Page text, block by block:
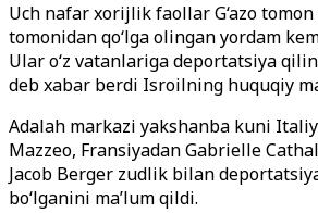
Uch nafar xorijlik faollar G‘azo
tomonidan qo‘lga olingan yordam
Ular o‘z vatanlariga deportatsiya
deb xabar berdi Isroilning huquqiy
Adalah markazi yakshanba kuni
Mazzeo, Fransiyadan Gabrielle
Jacob Berger zudlik bilan
bo‘lganini ma’lum qildi.